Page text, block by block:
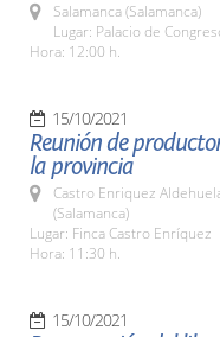
Salamanca (Salamanca)
Lugar: Palacio de
Hora: 12:00 h.
15/10/2021
Reunión de
la provincia
Castro Enriquez
(Salamanca)
Lugar: Finca Castro Enríquez
Hora: 11:30 h.
15/10/2021